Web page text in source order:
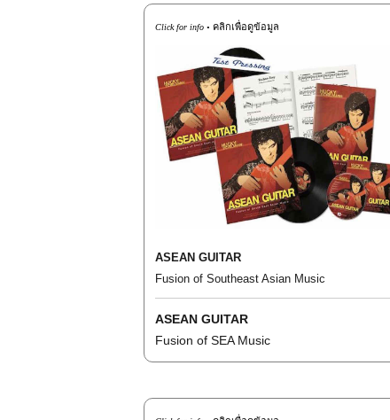
Click for info • คลิกเพื่อดูข้อมูล
ASEAN GUITAR
Fusion of Southeast Asian Music
ASEAN GUITAR
Fusion of SEA Music